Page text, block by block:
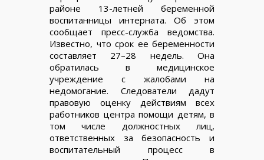
районе 13-летней беременной
воспитанницы интерната. Об этом
сообщает пресс-служба ведомства.
Известно, что срок ее беременности
составляет 27–28 недель. Она
обратилась в медицинское
учреждение с жалобами на
недомогание. Следователи дадут
правовую оценку действиям всех
работников центра помощи детям, в
том числе должностных лиц,
ответственных за безопасность и
воспитательный процесс в